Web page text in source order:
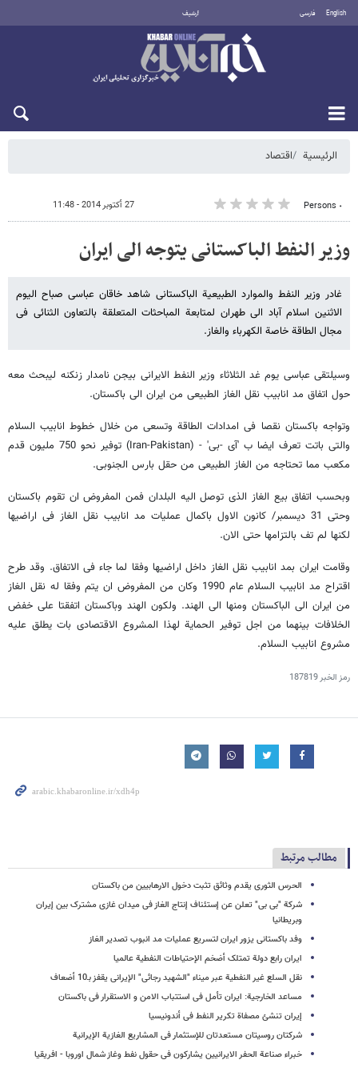
English فارسی أرشيف
الرئيسية اقتصاد
٠ Persons 27 أكتوبر 2014 - 11:48
وزیر النفط الباکستانی یتوجه الی ایران
غادر وزیر النفط والموارد الطبیعیة الباکستانی شاهد خاقان عباسی صباح الیوم
الاثنین اسلام آباد الی طهران لمتابعة المباحثات المتعلقة بالتعاون الثنائی فی
مجال الطاقة خاصة الکهرباء والغاز.
وسیلتقی عباسی یوم غد الثلاثاء وزیر النفط الایرانی بیجن نامدار زنکنه لیبحث معه
حول اتفاق مد انابیب نقل الغاز الطبیعی من ایران الی باکستان.
وتواجه باکستان نقصا فی امدادات الطاقة وتسعی من خلال خطوط انابیب السلام
والتی باتت تعرف ایضا ب 'آی -بی' - (Iran-Pakistan) توفیر نحو 750 ملیون قدم
مکعب مما تحتاجه من الغاز الطبیعی من حقل بارس الجنوبی.
وبحسب اتفاق بیع الغاز الذی توصل الیه البلدان فمن المفروض ان تقوم باکستان
وحتی 31 دیسمبر/ کانون الاول باکمال عملیات مد انابیب نقل الغاز فی اراضیها
لکنها لم تف بالتزامها حتی الان.
وقامت ایران بمد انابیب نقل الغاز داخل اراضیها وفقا لما جاء فی الاتفاق. وقد طرح
اقتراح مد انابیب السلام عام 1990 وکان من المفروض ان یتم وفقا له نقل الغاز
من ایران الی الباکستان ومنها الی الهند. ولکون الهند وباکستان اتفقتا علی خفض
الخلافات بینهما من اجل توفیر الحمایة لهذا المشروع الاقتصادی بات یطلق علیه
مشروع انابیب السلام.
رمز الخبر187819
مطالب مرتبط
الحرس الثوری یقدم وثائق تثبت دخول الارهابیین من باکستان
شرکة "بی بی" تعلن عن إستئناف إنتاج الغاز فی میدان غازی مشترک بین إیران
وبریطانیا
وفد باکستانی یزور ایران لتسریع عملیات مد انبوب تصدیر الغاز
ایران رابع دولة تمتلک أضخم الإحتیاطات النفطیة عالمیا
نقل السلع غیر النفطیة عبر میناء "الشهید رجائی" الإیرانی یقفز بـ10 أضعاف
مساعد الخارجیة: ایران تأمل فی استتباب الامن و الاستقرار فی باکستان
إیران تنشئ مصفاة تکریر النفط فی أندونیسیا
شرکتان روسیتان مستعدتان للإستثمار فی المشاریع الغازیة الإیرانیة
خبراء صناعة الحفر الایرانیین یشارکون فی حقول نفط وغاز شمال اوروبا - افریقیا